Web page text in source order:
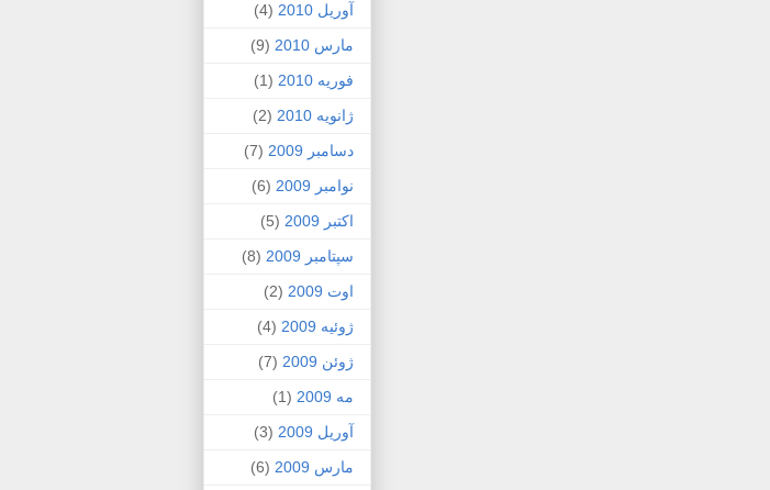
آوریل 2010
(4)
مارس 2010
(9)
فوریه 2010
(1)
ژانویه 2010
(2)
دسامبر 2009
(7)
نوامبر 2009
(6)
اکتبر 2009
(5)
سپتامبر 2009
(8)
اوت 2009
(2)
ژوئیه 2009
(4)
ژوئن 2009
(7)
مه 2009
(1)
آوریل 2009
(3)
مارس 2009
(6)